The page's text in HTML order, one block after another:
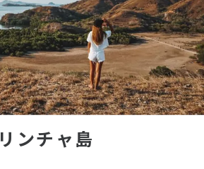
リンチャ島